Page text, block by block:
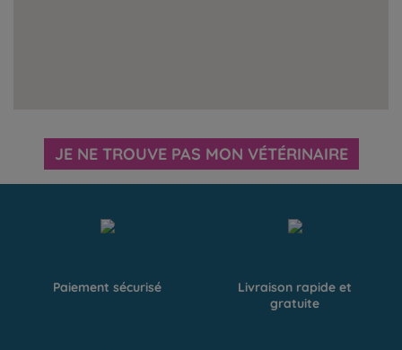
JE NE TROUVE PAS MON VÉTÉRINAIRE
Paiement sécurisé
Livraison rapide et
gratuite